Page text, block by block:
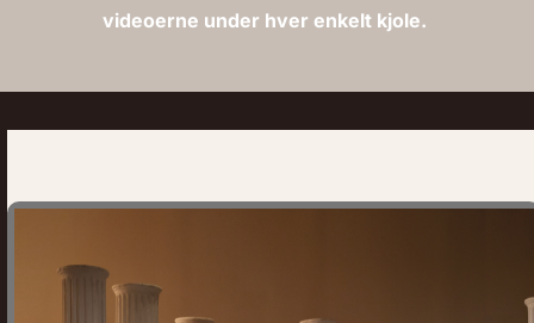
videoerne under hver enkelt kjole.